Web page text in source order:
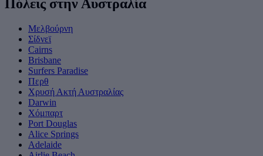
Πόλεις στην Αυστραλία
Μελβούρνη
Σίδνεϊ
Cairns
Brisbane
Surfers Paradise
Περθ
Χρυσή Ακτή Αυστραλίας
Darwin
Χόμπαρτ
Port Douglas
Alice Springs
Adelaide